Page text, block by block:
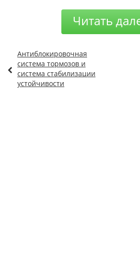
Читать
Антиблокировочная
система тормозов и
система стабилизации
устойчивости